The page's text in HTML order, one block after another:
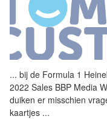
... bij de Formula 1
2022 Sales BBP Media
duiken er misschien
kaartjes ...